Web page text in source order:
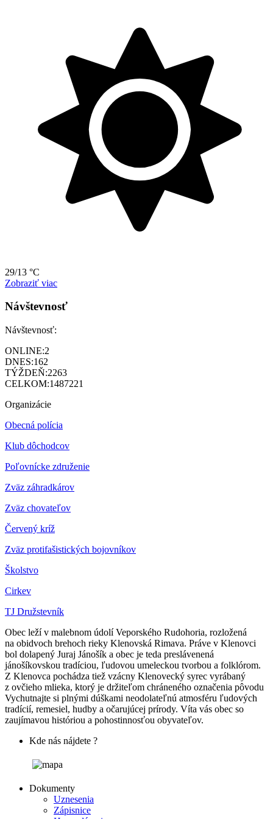
29/13 °C
Zobraziť viac
Návštevnosť
Návštevnosť:
ONLINE:2
DNES:162
TÝŽDEŇ:2263
CELKOM:1487221
Organizácie
Obecná polícia
Klub dôchodcov
Poľovnícke združenie
Zväz záhradkárov
Zväz chovateľov
Červený kríž
Zväz protifašistických bojovníkov
Školstvo
Cirkev
TJ Družstevník
Obec leží v malebnom údolí Veporského Rudohoria, rozložená
na obidvoch brehoch rieky Klenovská Rimava. Práve v Klenovci
bol dolapený Juraj Jánošík a obec je teda preslávenená
jánošíkovskou tradíciou, ľudovou umeleckou tvorbou a folklórom.
Z Klenovca pochádza tiež vzácny Klenovecký syrec vyrábaný
z ovčieho mlieka, ktorý je držiteľom chráneného označenia pôvodu
Vychutnajte si plnými dúškami neodolateľnú atmosféru ľudových
tradícií, remesiel, hudby a očarujúcej prírody. Víta vás obec so
zaujímavou históriou a pohostinnosťou obyvateľov.
Kde nás nájdete ?
Dokumenty
Uznesenia
Zápisnice